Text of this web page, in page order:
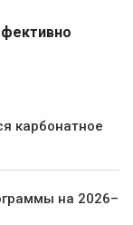
карбонатное
на 2026–